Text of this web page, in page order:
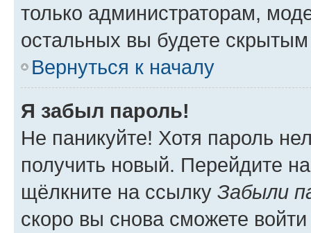
только администраторам,
остальных вы будете
Вернуться к началу
Я забыл пароль!
Не паникуйте! Хотя пароль
получить новый. Перейдите
щёлкните на ссылку Забыли
скоро вы снова сможете